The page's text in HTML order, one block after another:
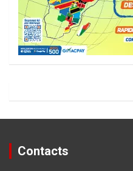
Contacts